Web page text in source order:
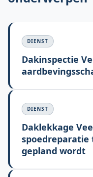
DIENST
Dakinspectie
DIENST
Daklekkage
gepland wordt